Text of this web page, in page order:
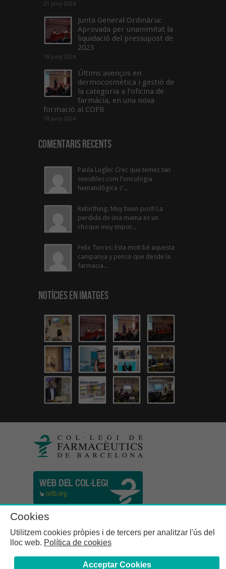
21 juny 2024
Junta General Ordinària:
Aprovada per unanimitat la
liquidació del pressupost de
2023
18 juny 2024
Últims avenços en
dermocosmètica i gestió de
la categoria a l’oficina de
farmàcia, en una nova
formació al COFB
18 juny 2024
Comentaris Recents
Paula Luglin: Crec que temes tan
sensibles com l'oncologia
hematològica s'...
Rebirthing: Muy buen post! La
perdida de una mama es un
choque muy impor...
Felix Torres: Esta molt bé aquesta
campanya y penso que desde la
farmacia...
Notícies en Imatges
Cookies
Utilitzem cookies pròpies i de tercers per analitzar l'ús del
lloc web. Política de cookies
Acceptar Cookies